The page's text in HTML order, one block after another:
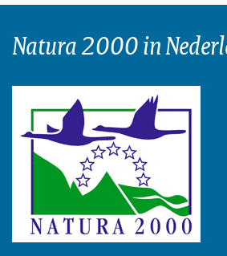
Natura 2000 in